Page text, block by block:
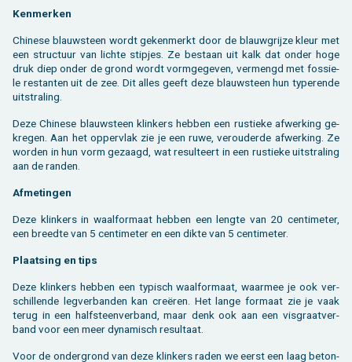
Ken­mer­ken
Chi­ne­se blauw­steen wordt ge­ken­merkt door de blauw­grij­ze kleur met
een struc­tuur van lich­te stip­jes. Ze be­staan uit kalk dat onder hoge
druk diep onder de grond wordt vorm­ge­ge­ven, ver­mengd met fos­sie­
le res­tan­ten uit de zee. Dit alles geeft deze blauw­steen hun ty­pe­ren­de
uit­stra­ling.
Deze Chi­ne­se blauw­steen klin­kers heb­ben een rus­tie­ke af­wer­king ge­
kre­gen. Aan het op­per­vlak zie je een ruwe, ver­ou­der­de af­wer­king. Ze
wor­den in hun vorm ge­zaagd, wat re­sul­teert in een rus­tie­ke uit­stra­ling
aan de ran­den.
Af­me­tin­gen
Deze klin­kers in waal­for­maat heb­ben een leng­te van 20 cen­ti­me­ter,
een breed­te van 5 cen­ti­me­ter en een dikte van 5 cen­ti­me­ter.
Plaat­sing en tips
Deze klin­kers heb­ben een ty­pisch waal­for­maat, waar­mee je ook ver­
schil­len­de leg­ver­ban­den kan creëren. Het lange for­maat zie je vaak
terug in een half­steen­ver­band, maar denk ook aan een vis­graat­ver­
band voor een meer dy­na­misch re­sul­taat.
Voor de on­der­grond van deze klin­kers raden we eerst een laag be­ton­